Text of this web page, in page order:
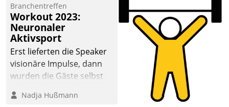
Mammutprojekte
meistern und Workloads
wuppen – bei zunehmend
anspruchsvollen
Aufgaben und
abnehmendem
Branchentreffen
Workout 2023:
Neuronaler
Aktivsport
Erst lieferten die Speaker
visionäre Impulse, dann
wurden die Gäste selbst
methodisch
Nadja Hußmann